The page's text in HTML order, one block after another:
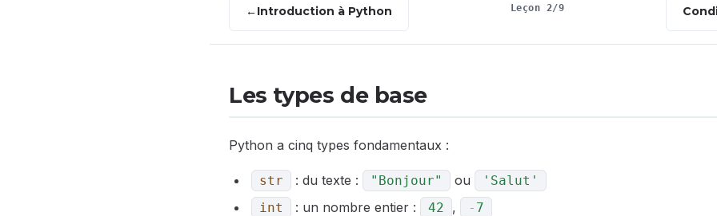
Introduction à Python Leçon 2/9
Les types de base
Python a cinq types fondamentaux :
str : du texte : "Bonjour" ou
'Salut'
int
: un nombre entier : 42 , - 7